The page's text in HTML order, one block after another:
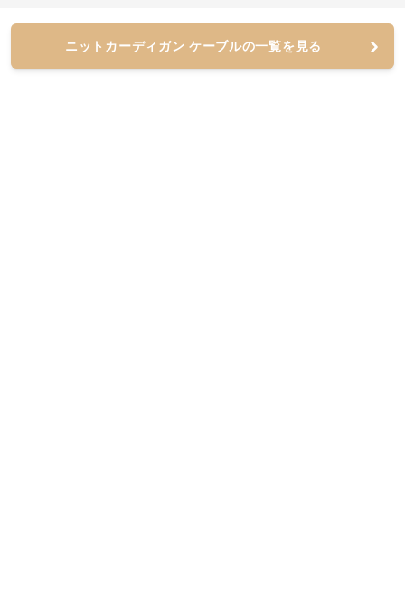
ニットカーディガン ケーブルの一覧を見る